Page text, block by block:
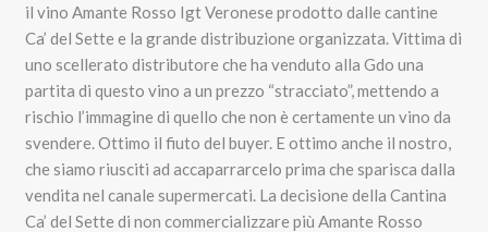
il vino Amante Rosso Igt Veronese prodotto dalle cantine
Ca’ del Sette e la grande distribuzione organizzata. Vittima di
uno scellerato distributore che ha venduto alla Gdo una
partita di questo vino a un prezzo “stracciato”, mettendo a
rischio l’immagine di quello che non è certamente un vino da
svendere. Ottimo il fiuto del buyer. E ottimo anche il nostro,
che siamo riusciti ad accaparrarcelo prima che sparisca dalla
vendita nel canale supermercati. La decisione della Cantina
Ca’ del Sette di non commercializzare più Amante Rosso